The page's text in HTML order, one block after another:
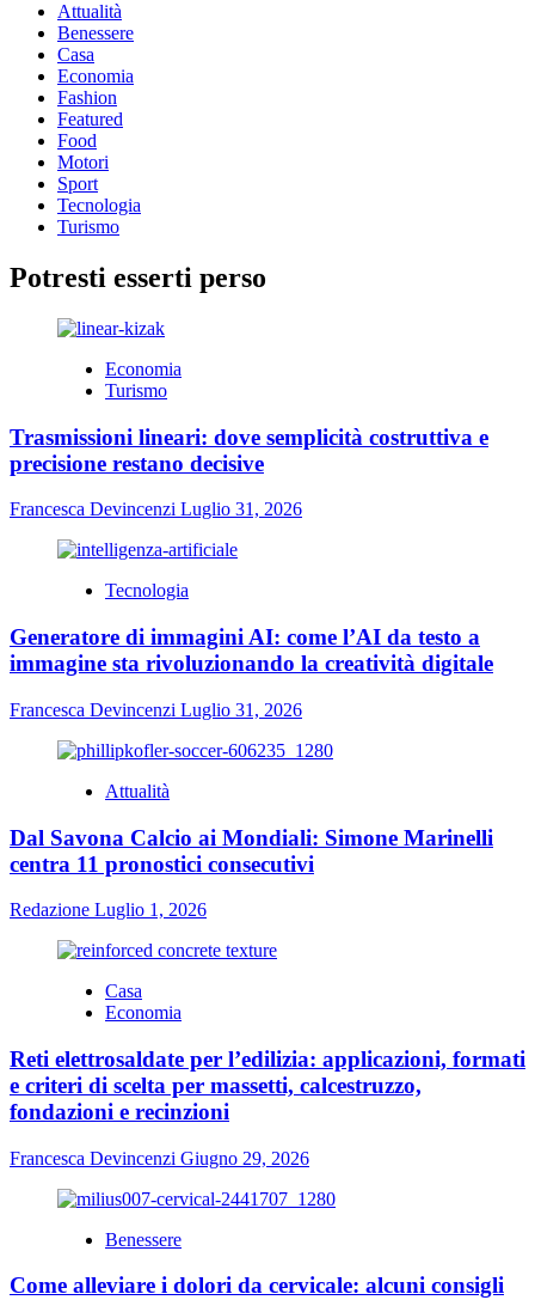
Attualità
Benessere
Casa
Economia
Fashion
Featured
Food
Motori
Sport
Tecnologia
Turismo
Potresti esserti perso
Economia
Turismo
Trasmissioni lineari: dove semplicità costruttiva e
precisione restano decisive
Francesca Devincenzi Luglio 31, 2026
Tecnologia
Generatore di immagini AI: come l’AI da testo a
immagine sta rivoluzionando la creatività digitale
Francesca Devincenzi Luglio 31, 2026
Attualità
Dal Savona Calcio ai Mondiali: Simone Marinelli
centra 11 pronostici consecutivi
Redazione Luglio 1, 2026
Casa
Economia
Reti elettrosaldate per l’edilizia: applicazioni, formati
e criteri di scelta per massetti, calcestruzzo,
fondazioni e recinzioni
Francesca Devincenzi Giugno 29, 2026
Benessere
Come alleviare i dolori da cervicale: alcuni consigli